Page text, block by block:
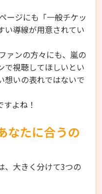
ージにも「一般チケッ
い導線が用意されてい
ァンの方々にも、嵐の
で視聴してほしいとい
想いの表れではないで
よね！
なたに合うの
、大きく分けて3つの